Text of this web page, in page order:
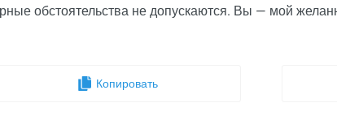
обстоятельства не допускаются. Вы — мой
Копировать